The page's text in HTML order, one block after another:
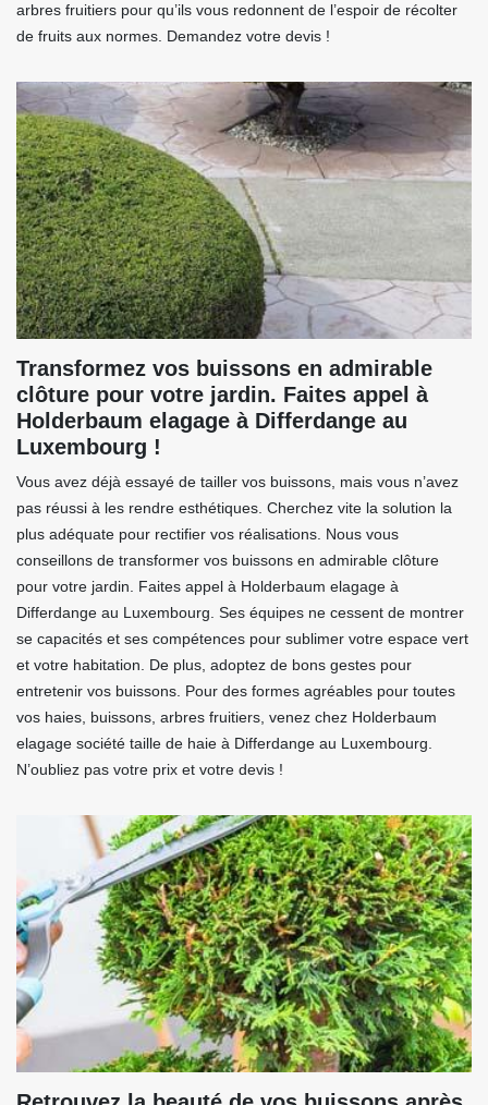
arbres fruitiers pour qu’ils vous redonnent de l’espoir de récolter
de fruits aux normes. Demandez votre devis !
Transformez vos buissons en admirable
clôture pour votre jardin. Faites appel à
Holderbaum elagage à Differdange au
Luxembourg !
Vous avez déjà essayé de tailler vos buissons, mais vous n’avez
pas réussi à les rendre esthétiques. Cherchez vite la solution la
plus adéquate pour rectifier vos réalisations. Nous vous
conseillons de transformer vos buissons en admirable clôture
pour votre jardin. Faites appel à Holderbaum elagage à
Differdange au Luxembourg. Ses équipes ne cessent de montrer
se capacités et ses compétences pour sublimer votre espace vert
et votre habitation. De plus, adoptez de bons gestes pour
entretenir vos buissons. Pour des formes agréables pour toutes
vos haies, buissons, arbres fruitiers, venez chez Holderbaum
elagage société taille de haie à Differdange au Luxembourg.
N’oubliez pas votre prix et votre devis !